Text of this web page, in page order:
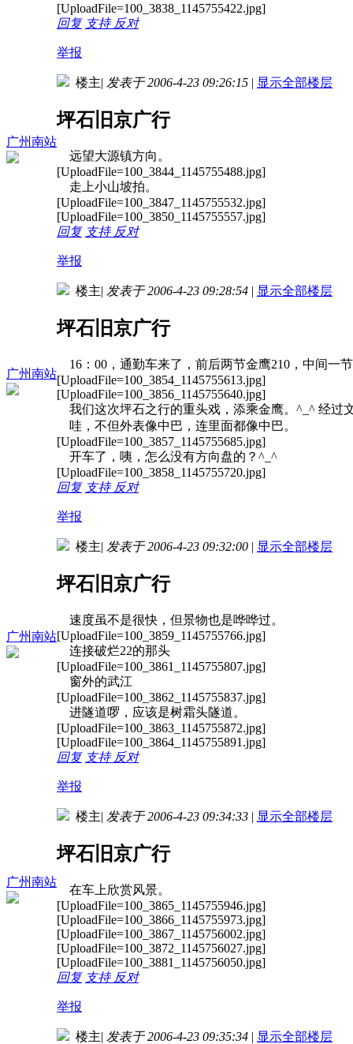
[UploadFile=100_3838_1145755422.jpg]
回复 支持 反对
举报
广州南站
楼主| 发表于 2006-4-23 09:26:15 | 显示全部楼层
坪石旧京广行
远望大源镇方向。
[UploadFile=100_3844_1145755488.jpg]
走上小山坡拍。
[UploadFile=100_3847_1145755532.jpg]
[UploadFile=100_3850_1145755557.jpg]
回复 支持 反对
举报
广州南站
楼主| 发表于 2006-4-23 09:28:54 | 显示全部楼层
坪石旧京广行
16：00，通勤车来了，前后两节金鹰210，中间一
[UploadFile=100_3854_1145755613.jpg]
[UploadFile=100_3856_1145755640.jpg]
我们这次坪石之行的重头戏，添乘金鹰。^_^ 经过
哇，不但外表像中巴，连里面都像中巴。
[UploadFile=100_3857_1145755685.jpg]
开车了，咦，怎么没有方向盘的？^_^
[UploadFile=100_3858_1145755720.jpg]
回复 支持 反对
举报
广州南站
楼主| 发表于 2006-4-23 09:32:00 | 显示全部楼层
坪石旧京广行
速度虽不是很快，但景物也是哗哗过。
[UploadFile=100_3859_1145755766.jpg]
连接破烂22的那头
[UploadFile=100_3861_1145755807.jpg]
窗外的武江
[UploadFile=100_3862_1145755837.jpg]
进隧道啰，应该是树霜头隧道。
[UploadFile=100_3863_1145755872.jpg]
[UploadFile=100_3864_1145755891.jpg]
回复 支持 反对
举报
广州南站
楼主| 发表于 2006-4-23 09:34:33 | 显示全部楼层
坪石旧京广行
在车上欣赏风景。
[UploadFile=100_3865_1145755946.jpg]
[UploadFile=100_3866_1145755973.jpg]
[UploadFile=100_3867_1145756002.jpg]
[UploadFile=100_3872_1145756027.jpg]
[UploadFile=100_3881_1145756050.jpg]
回复 支持 反对
举报
楼主| 发表于 2006-4-23 09:35:34 | 显示全部楼层